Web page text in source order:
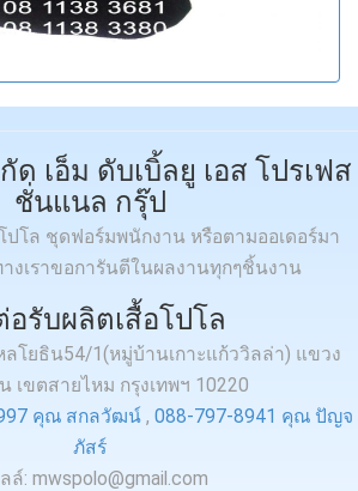
เอ็ม ดับเบิ้ลยู เอส โปรเฟส
ชั่นแนล กรุ๊ป
ปโล ชุดฟอร์มพนักงาน หรือตามออเดอร์มา
งเราขอการันตีในผลงานทุกๆชิ้นงาน
รับผลิตเสื้อโปโล
ลโยธิน54/1(หมู่บ้านเกาะแก้ววิลล่า) แขวง
เขตสายไหม กรุงเทพฯ 10220
คุณ สกลวัฒน์ , 088-797-8941 คุณ ปัญจ
ภัสร์
ล์: mwspolo@gmail.com